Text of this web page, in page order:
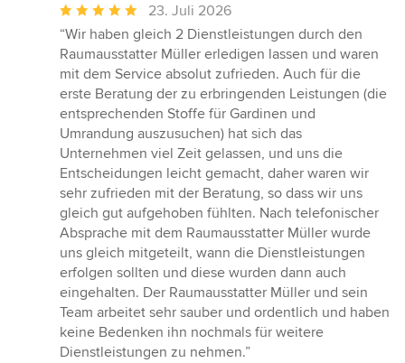
Durchschnittliche
Bewertung:
5
von
5
Sternen
23. Juli 2026
“Wir haben gleich 2 Dienstleistungen durch den
Raumausstatter Müller erledigen lassen und waren
mit dem Service absolut zufrieden. Auch für die
erste Beratung der zu erbringenden Leistungen (die
entsprechenden Stoffe für Gardinen und
Umrandung auszusuchen) hat sich das
Unternehmen viel Zeit gelassen, und uns die
Entscheidungen leicht gemacht, daher waren wir
sehr zufrieden mit der Beratung, so dass wir uns
gleich gut aufgehoben fühlten. Nach telefonischer
Absprache mit dem Raumausstatter Müller wurde
uns gleich mitgeteilt, wann die Dienstleistungen
erfolgen sollten und diese wurden dann auch
eingehalten. Der Raumausstatter Müller und sein
Team arbeitet sehr sauber und ordentlich und haben
keine Bedenken ihn nochmals für weitere
Dienstleistungen zu nehmen.”